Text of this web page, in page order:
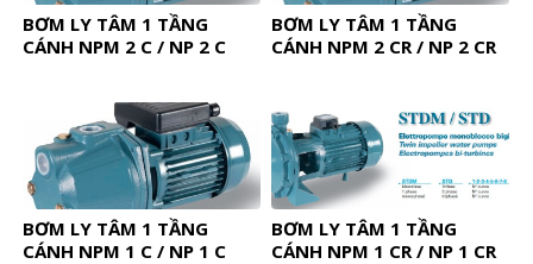
BƠM LY TÂM 1 TẦNG
CÁNH NPM 2 C / NP 2 C
BƠM LY TÂM 1 TẦNG
CÁNH NPM 2 CR / NP 2 CR
BƠM LY TÂM 1 TẦNG
CÁNH NPM 1 C / NP 1 C
BƠM LY TÂM 1 TẦNG
CÁNH NPM 1 CR / NP 1 CR